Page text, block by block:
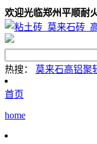
欢迎光临郑州平顺耐
热搜： 莫来石高铝聚
首页
home